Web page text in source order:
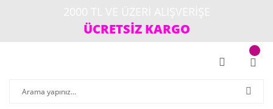
ÜCRETSİZ KARGO